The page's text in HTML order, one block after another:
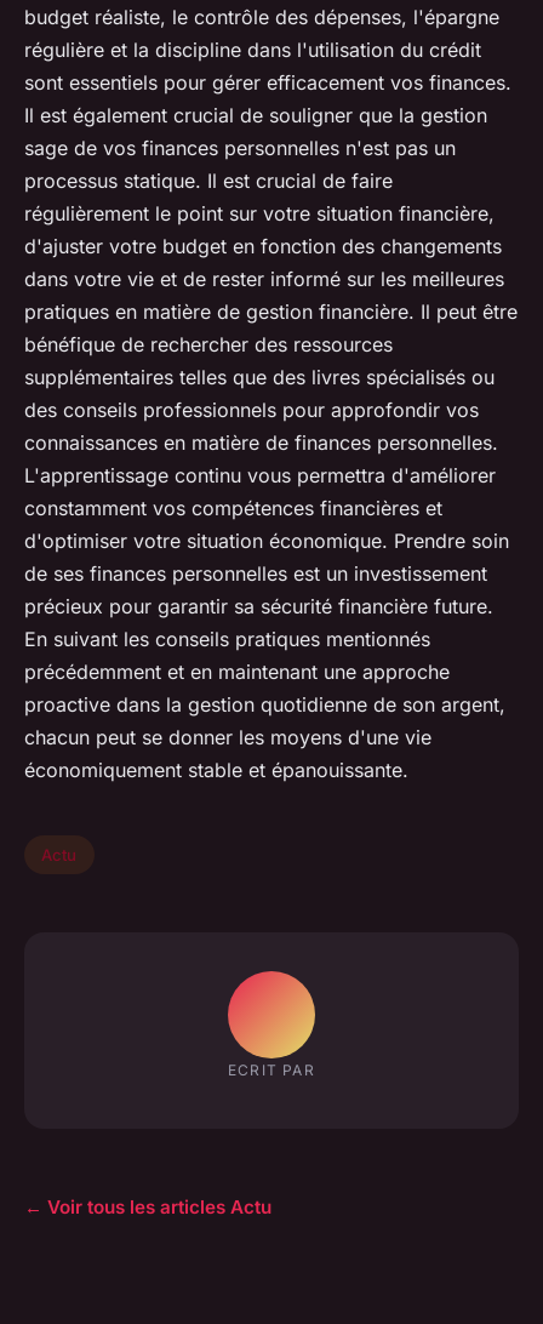
budget réaliste, le contrôle des dépenses, l'épargne
régulière et la discipline dans l'utilisation du crédit
sont essentiels pour gérer efficacement vos finances.
Il est également crucial de souligner que la gestion
sage de vos finances personnelles n'est pas un
processus statique. Il est crucial de faire
régulièrement le point sur votre situation financière,
d'ajuster votre budget en fonction des changements
dans votre vie et de rester informé sur les meilleures
pratiques en matière de gestion financière. Il peut être
bénéfique de rechercher des ressources
supplémentaires telles que des livres spécialisés ou
des conseils professionnels pour approfondir vos
connaissances en matière de finances personnelles.
L'apprentissage continu vous permettra d'améliorer
constamment vos compétences financières et
d'optimiser votre situation économique. Prendre soin
de ses finances personnelles est un investissement
précieux pour garantir sa sécurité financière future.
En suivant les conseils pratiques mentionnés
précédemment et en maintenant une approche
proactive dans la gestion quotidienne de son argent,
chacun peut se donner les moyens d'une vie
économiquement stable et épanouissante.
Actu
ECRIT PAR
← Voir tous les articles Actu